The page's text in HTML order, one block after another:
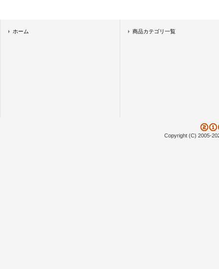
ホーム 商品カテゴリ一覧
Copyright (C) 2005-